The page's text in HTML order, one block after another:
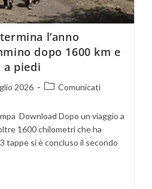
l’anno
dopo 1600 km e
a piedi
2026 Comunicati
Download Dopo un viaggio a
1600 chilometri che ha
tappe si è concluso il secondo